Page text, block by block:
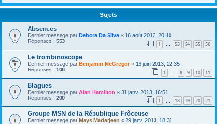
Sujets
Absences
Dernier message par Debora Da Silva « 16 août 2013, 20:10
Réponses : 553 1 … 53 54 55 56
Le trombinoscope
Dernier message par Benjamin McGregor« 16 juin 2013, 22:35
Réponses : 108 1 … 8 9 10 11
Blagues
Dernier message par Alan Hamilton « 31 janv. 2013, 16:51
Réponses : 200 1 18 19 20 21
Groupe MSN de la République Frôceuse
Dernier message par Mays Madarjeen « 29 janv. 2013, 18:31